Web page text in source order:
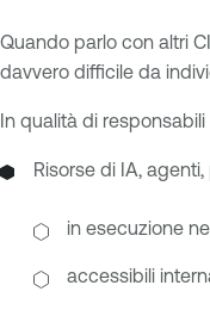
Quando parlo con altri
davvero difficile da
In qualità di
Risorse di IA,
in esecuzione
accessibili